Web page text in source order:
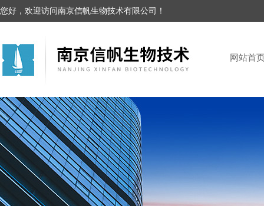
您好，欢迎访问南京信帆生物技术有限公司！
网站首